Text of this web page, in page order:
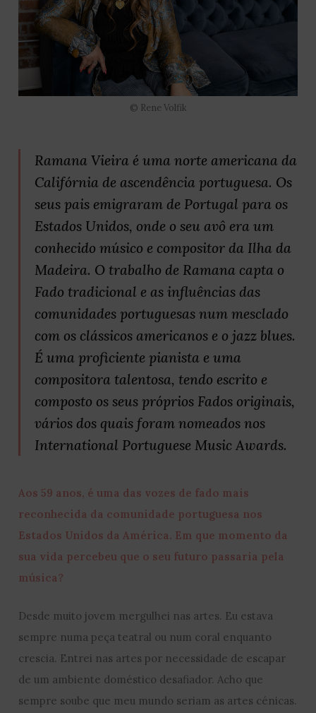
© Rene Volfik
Ramana Vieira é uma norte americana da
Califórnia de ascendência portuguesa. Os
seus pais emigraram de Portugal para os
Estados Unidos, onde o seu avô era um
conhecido músico e compositor da Ilha da
Madeira. O trabalho de Ramana capta o
Fado tradicional e as influências das
comunidades portuguesas num mesclado
com os clássicos americanos e o jazz blues.
É uma proficiente pianista e uma
compositora talentosa, tendo escrito e
composto os seus próprios Fados originais,
vários dos quais foram nomeados nos
International Portuguese Music Awards.
Aos 59 anos, é uma das vozes de fado mais
reconhecida da comunidade portuguesa nos
Estados Unidos da América. Em que momento da
sua vida percebeu que o seu futuro passaria pela
música?
Desde muito jovem mergulhei nas artes. Eu estava
sempre numa peça teatral ou num coral enquanto
crescia. Entrei nas artes por necessidade de escapar
de um ambiente doméstico desafiador. Acho que
sempre soube que meu mundo seriam as artes cénicas.